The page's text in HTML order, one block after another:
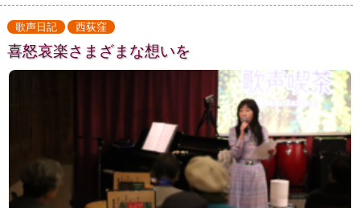
歌声日記 西荻窪
喜怒哀楽さまざまな想いを